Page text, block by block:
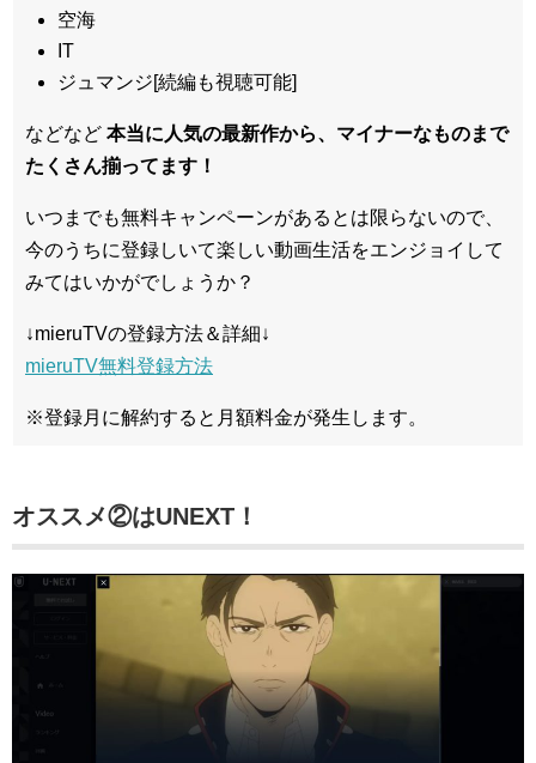
空海
IT
ジュマンジ[続編も視聴可能]
などなど 本当に人気の最新作から、マイナーなものまで
たくさん揃ってます！
いつまでも無料キャンペーンがあるとは限らないので、
今のうちに登録しいて楽しい動画生活をエンジョイして
みてはいかがでしょうか？
↓mieruTVの登録方法＆詳細↓
mieruTV無料登録方法
※登録月に解約すると月額料金が発生します。
オススメ②はUNEXT！